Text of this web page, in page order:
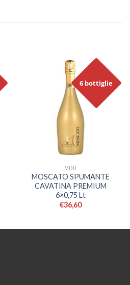
6 bottiglie
VINI
MOSCATO SPUMANTE
CAVATINA PREMIUM
6×0,75 Lt
€36,60